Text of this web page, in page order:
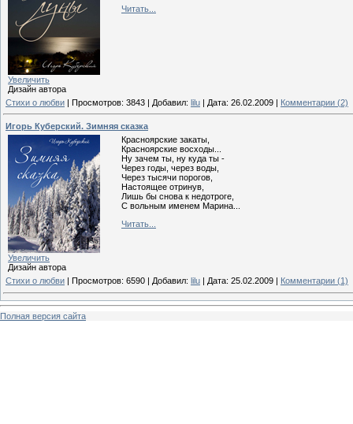
Увеличить
Дизайн автора
Читать...
Стихи о любви | Просмотров: 3843 | Добавил: lilu | Дата: 26.02.2009 | Комментарии (2)
Игорь Куберский. Зимняя сказка
Увеличить
Дизайн автора
Красноярские закаты,
Красноярские восходы...
Ну зачем ты, ну куда ты -
Через годы, через воды,
Через тысячи порогов,
Настоящее отринув,
Лишь бы снова к недотроге,
С вольным именем Марина...
Читать...
Стихи о любви Просмотров: 6590 Добавил: lilu Дата: 25.02.2009 Комментарии (1)
Полная версия сайта